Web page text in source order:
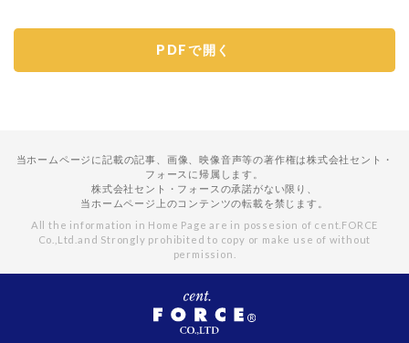
PDFで開く
当ホームページに記載の記事、画像、映像音声等の著作権は株式会社セント・
フォースに帰属します。
株式会社セント・フォースの承諾がない限り、
当ホームページ上のコンテンツの転載を禁じます。
All the information in Home Page are in possesion of cent.FORCE
Co.,Ltd.and Strongly prohibited to copy or make use of without
permission.